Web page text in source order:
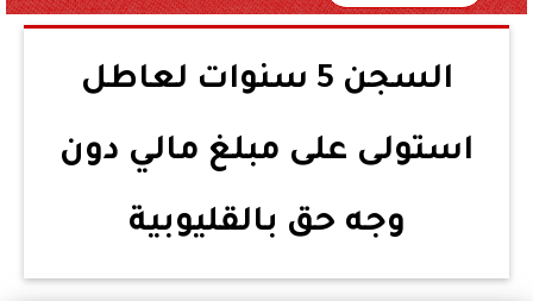
السجن 5 سنوات لعاطل
استولى على مبلغ مالي دون
وجه حق بالقليوبية